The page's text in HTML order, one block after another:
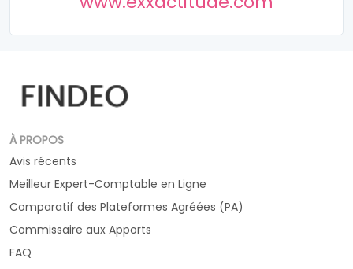
À PROPOS
Avis récents
Meilleur Expert-Comptable en Ligne
Comparatif des Plateformes Agréées (PA)
Commissaire aux Apports
FAQ